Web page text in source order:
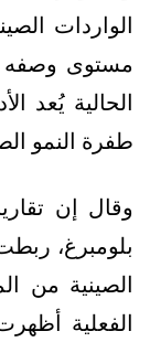
مستوى وصفه
طفرة النمو
وقال إن
بلومبرغ،
الصينية من
الفعلية